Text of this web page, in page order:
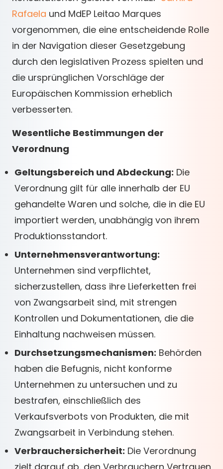
Rafaela und MdEP Leitao Marques
vorgenommen, die eine entscheidende Rolle
in der Navigation dieser Gesetzgebung
durch den legislativen Prozess spielten und
die ursprünglichen Vorschläge der
Europäischen Kommission erheblich
verbesserten.
Wesentliche Bestimmungen der
Verordnung
Geltungsbereich und Abdeckung: Die
Verordnung gilt für alle innerhalb der EU
gehandelte Waren und solche, die in die EU
importiert werden, unabhängig von ihrem
Produktionsstandort.
Unternehmensverantwortung:
Unternehmen sind verpflichtet,
sicherzustellen, dass ihre Lieferketten frei
von Zwangsarbeit sind, mit strengen
Kontrollen und Dokumentationen, die die
Einhaltung nachweisen müssen.
Durchsetzungsmechanismen: Behörden
haben die Befugnis, nicht konforme
Unternehmen zu untersuchen und zu
bestrafen, einschließlich des
Verkaufsverbots von Produkten, die mit
Zwangsarbeit in Verbindung stehen.
Verbrauchersicherheit: Die Verordnung